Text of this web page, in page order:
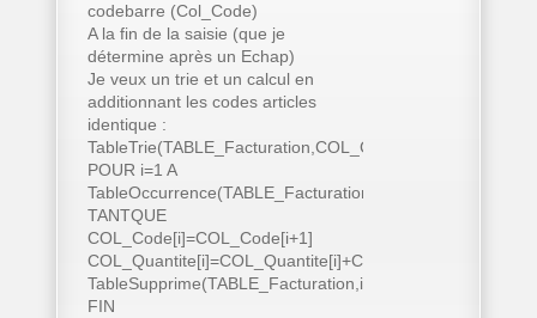
codebarre (Col_Code)
A la fin de la saisie (que je
détermine après un Echap)
Je veux un trie et un calcul en
additionnant les codes articles
identique :
TableTrie(TABLE_Facturation,COL_Code..Nom)
POUR i=1 A
TableOccurrence(TABLE_Facturation)
TANTQUE
COL_Code[i]=COL_Code[i+1]
COL_Quantite[i]=COL_Quantite[i]+COL_Quantite[i+1]
TableSupprime(TABLE_Facturation,i+1)
FIN